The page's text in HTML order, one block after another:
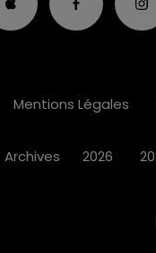
Mentions Légales
Archives 2026